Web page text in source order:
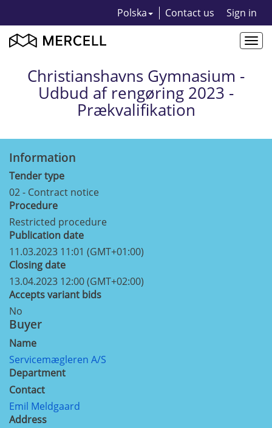
Polska Contact us Sign in
Christianshavns Gymnasium -
Udbud af rengøring 2023 -
Prækvalifikation
Information
Tender type
02 - Contract notice
Procedure
Restricted procedure
Publication date
11.03.2023 11:01 (GMT+01:00)
Closing date
13.04.2023 12:00 (GMT+02:00)
Accepts variant bids
No
Buyer
Name
Servicemægleren A/S
Department
Contact
Emil Meldgaard
Address